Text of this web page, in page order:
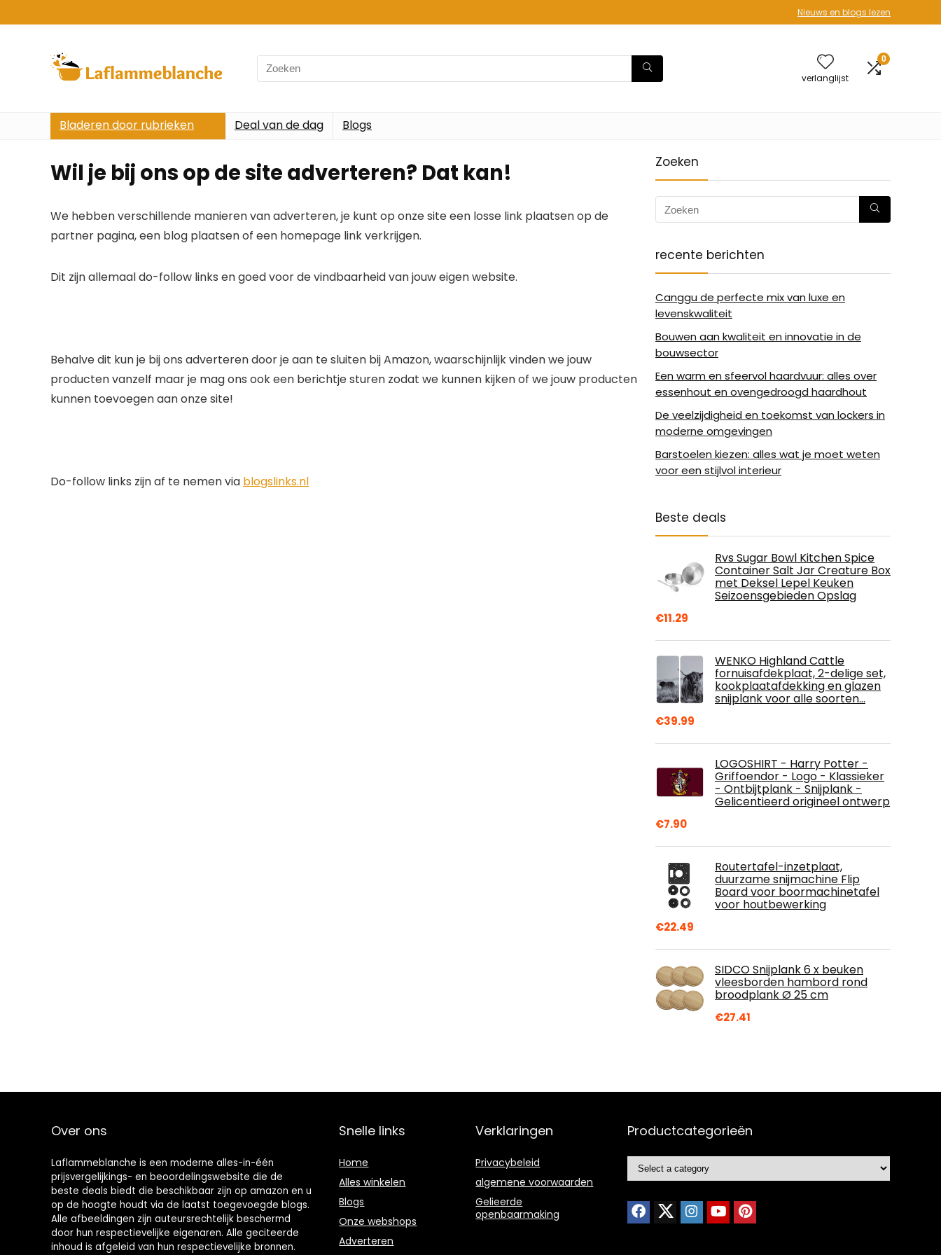
Nieuws en blogs lezen
Search
for:
verlanglijst
0
Bladeren door rubrieken Deal van de dag Blogs
Wil je bij ons op de site adverteren? Dat kan!
We hebben verschillende manieren van adverteren, je kunt op onze site een losse link plaatsen op de
partner pagina, een blog plaatsen of een homepage link verkrijgen.
Dit zijn allemaal do-follow links en goed voor de vindbaarheid van jouw eigen website.
Behalve dit kun je bij ons adverteren door je aan te sluiten bij Amazon, waarschijnlijk vinden we jouw
producten vanzelf maar je mag ons ook een berichtje sturen zodat we kunnen kijken of we jouw producten
kunnen toevoegen aan onze site!
Do-follow links zijn af te nemen via blogslinks.nl
Zoeken
recente berichten
Canggu de perfecte mix van luxe en
levenskwaliteit
Bouwen aan kwaliteit en innovatie in de
bouwsector
Een warm en sfeervol haardvuur: alles over
essenhout en ovengedroogd haardhout
De veelzijdigheid en toekomst van lockers in
moderne omgevingen
Barstoelen kiezen: alles wat je moet weten
voor een stijlvol interieur
Beste deals
Rvs Sugar Bowl Kitchen Spice
Container Salt Jar Creature Box
met Deksel Lepel Keuken
Seizoensgebieden Opslag
€11.29
WENKO Highland Cattle
fornuisafdekplaat, 2-delige set,
kookplaatafdekking en glazen
snijplank voor alle soorten…
€39.99
LOGOSHIRT - Harry Potter -
Griffoendor - Logo - Klassieker
- Ontbijtplank - Snijplank -
Gelicentieerd origineel ontwerp
€7.90
Routertafel-inzetplaat,
duurzame snijmachine Flip
Board voor boormachinetafel
voor houtbewerking
€22.49
SIDCO Snijplank 6 x beuken
vleesborden hambord rond
broodplank Ø 25 cm
€27.41
Over ons
Laflammeblanche is een moderne alles-in-één
prijsvergelijkings- en beoordelingswebsite die de
beste deals biedt die beschikbaar zijn op amazon en u
op de hoogte houdt via de laatst toegevoegde blogs.
Alle afbeeldingen zijn auteursrechtelijk beschermd
door hun respectievelijke eigenaren. Alle geciteerde
inhoud is afgeleid van hun respectievelijke bronnen.
Snelle links
Home
Alles winkelen
Blogs
Onze webshops
Adverteren
Verklaringen
Privacybeleid
algemene voorwaarden
Gelieerde
openbaarmaking
Productcategorieën